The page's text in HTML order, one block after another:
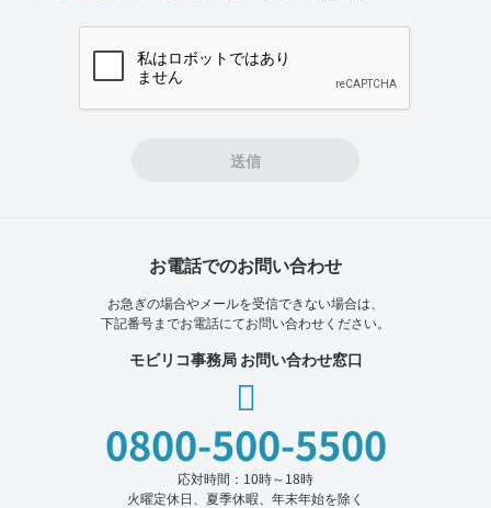
送信
お電話でのお問い合わせ
お急ぎの場合やメールを受信できない場合は、
下記番号までお電話にてお問い合わせください。
モビリコ事務局 お問い合わせ窓口
0800-500-5500
応対時間：10時～18時
火曜定休日、夏季休暇、年末年始を除く